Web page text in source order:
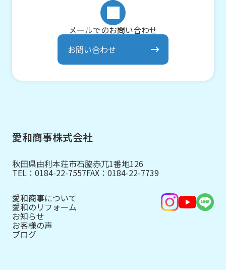
メールでのお問い合わせ
お問い合わせ
愛和商事株式会社
秋田県由利本荘市石脇赤兀1番地126
TEL： 0184-22-7557FAX：0184-22-7739
愛和商事について
愛和のリフォーム
お知らせ
お客様の声
ブログ